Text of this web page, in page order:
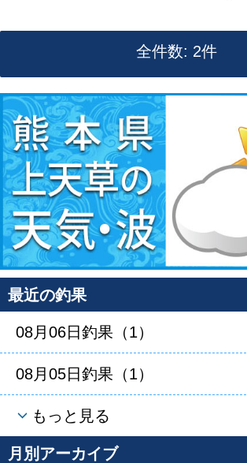
全件数: 2件
最近の釣果
08月06日釣果（1）
08月05日釣果（1）
もっと見る
月別アーカイブ